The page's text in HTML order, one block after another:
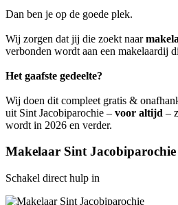
Dan ben je op de goede plek.
Wij zorgen dat jij die zoekt naar
verbonden wordt aan een makelaardij
Het gaafste gedeelte?
Wij doen dit compleet gratis &
uit Sint Jacobiparochie – voor altijd –
wordt in 2026 en verder.
Makelaar Sint Jacobiparochie
Schakel direct hulp in